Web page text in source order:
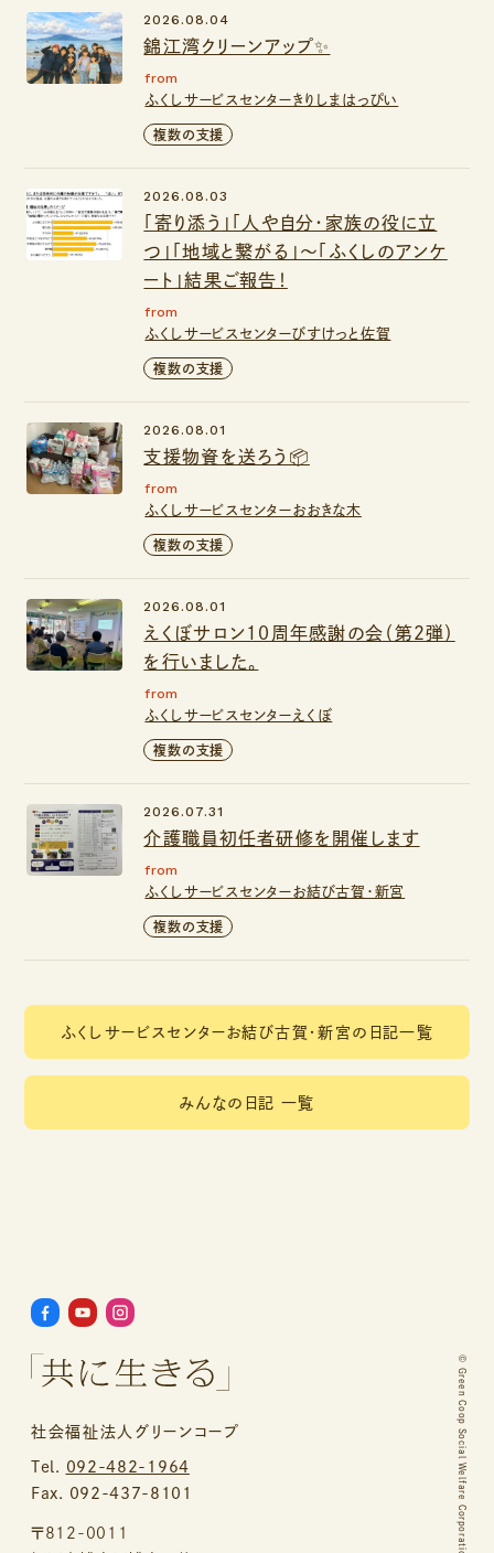
錦江湾クリーンアップ✨
2026.08.04
from
ふくしサービスセンターきりしまはっぴい
複数の支援
「寄り添う」「人や自分・家族の役に立
つ」「地域と繋がる」～「ふくしのアンケ
ート」結果ご報告！
2026.08.03
from
ふくしサービスセンターびすけっと佐賀
複数の支援
支援物資を送ろう📦
2026.08.01
from
ふくしサービスセンターおおきな木
複数の支援
えくぼサロン１０周年感謝の会（第２弾）
を行いました。
2026.08.01
from
ふくしサービスセンターえくぼ
複数の支援
介護職員初任者研修を開催します
2026.07.31
from
ふくしサービスセンターお結び古賀・新宮
複数の支援
ふくしサービスセンターお結び古賀・新宮の日記一覧
みんなの日記 一覧
社会福祉法人グリーンコープ
Tel.
092-482-1964
Fax. 092-437-8101
〒812-0011
©
Green Coop Social Welfare Corporation.